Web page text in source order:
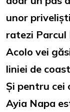
unor
ratezi Parcul
Acolo vei
liniei de
Și pentru cei
Ayia Napa